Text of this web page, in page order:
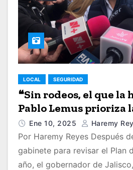
LOCAL SEGURIDAD
❝Sin rodeos, el que la
Pablo Lemus prioriza
Ene 10, 2025 Haremy
Por Haremy Reyes Después
gabinete para revisar el Plan
año, el gobernador de